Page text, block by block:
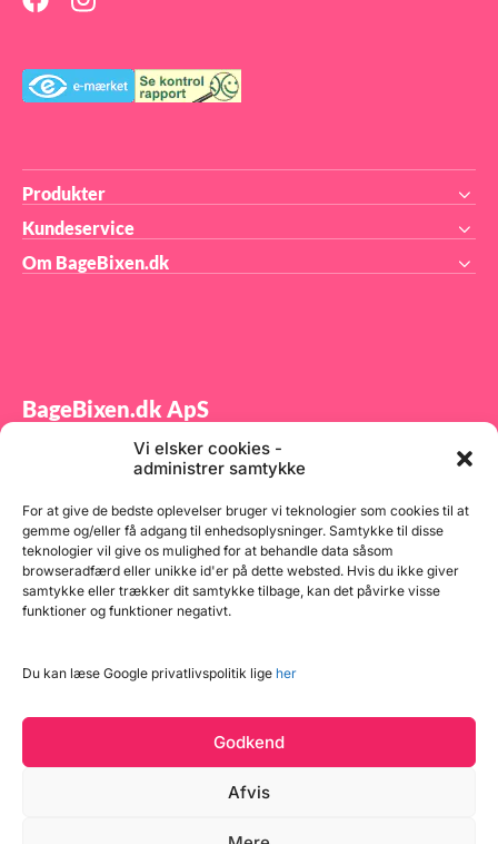
Vi elsker cookies -
administrer samtykke
For at give de bedste oplevelser bruger vi teknologier som cookies til at
gemme og/eller få adgang til enhedsoplysninger. Samtykke til disse
teknologier vil give os mulighed for at behandle data såsom
browseradfærd eller unikke id'er på dette websted. Hvis du ikke giver
samtykke eller trækker dit samtykke tilbage, kan det påvirke visse
funktioner og funktioner negativt.
Du kan læse Google privatlivspolitik lige her
Godkend
Afvis
Produkter
Kundeservice
Om BageBixen.dk
BageBixen.dk ApS
Tilmeld dig vores nyhedsbrev og modtag gode tilbud
samt spændende produktnyheder direkte i din
indbakke.